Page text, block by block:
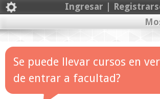
Ingresar |
Se puede llevar cursos en
de entrar a facultad?